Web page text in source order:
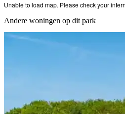
Unable to load map. Please check your
Andere woningen op dit park